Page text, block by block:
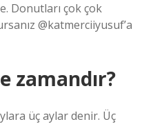
Donutları çok çok
@katmerciiyusuf’a
zamandır?
üç aylar denir. Üç